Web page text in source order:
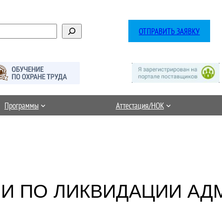
ОТПРАВИТЬ ЗАЯВКУ
Программы Аттестация/НОК
ПО ЛИКВИДАЦИИ